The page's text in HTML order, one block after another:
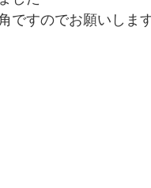
ですのでお願いしま